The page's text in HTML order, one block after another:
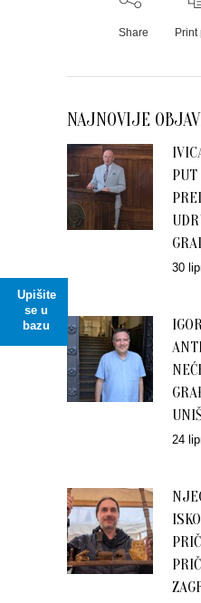
Upišite
se u
bazu
Share Print
NAJNOVIJE
30
24